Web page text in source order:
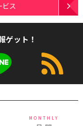
ビス
ゲット！
MONTHLY